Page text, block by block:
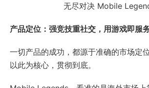
无尽对决 Mobile
产品定位：强竞技重社交，用游戏即服
一切产品的成功，都源于准确的市场定
以此为核心，贯彻到底。